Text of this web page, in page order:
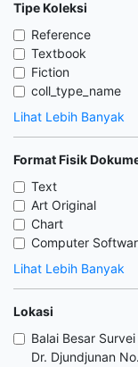
Tipe Koleksi
Reference
Textbook
Fiction
coll_type_name
Lihat Lebih Banyak
Format Fisik
Text
Art Original
Chart
Computer
Lihat Lebih Banyak
Lokasi
Balai Besar
Dr. Djundjunan